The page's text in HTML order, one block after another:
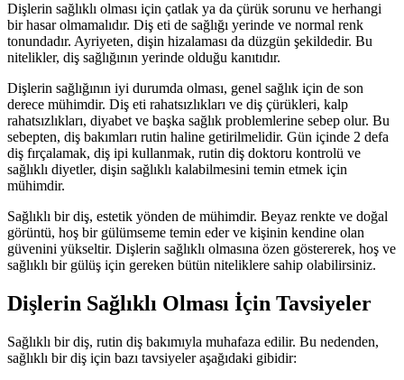
Dişlerin sağlıklı olması için çatlak ya da çürük sorunu ve herhangi
bir hasar olmamalıdır. Diş eti de sağlığı yerinde ve normal renk
tonundadır. Ayriyeten, dişin hizalaması da düzgün şekildedir. Bu
nitelikler, diş sağlığının yerinde olduğu kanıtıdır.
Dişlerin sağlığının iyi durumda olması, genel sağlık için de son
derece mühimdir. Diş eti rahatsızlıkları ve diş çürükleri, kalp
rahatsızlıkları, diyabet ve başka sağlık problemlerine sebep olur. Bu
sebepten, diş bakımları rutin haline getirilmelidir. Gün içinde 2 defa
diş fırçalamak, diş ipi kullanmak, rutin diş doktoru kontrolü ve
sağlıklı diyetler, dişin sağlıklı kalabilmesini temin etmek için
mühimdir.
Sağlıklı bir diş, estetik yönden de mühimdir. Beyaz renkte ve doğal
görüntü, hoş bir gülümseme temin eder ve kişinin kendine olan
güvenini yükseltir. Dişlerin sağlıklı olmasına özen göstererek, hoş ve
sağlıklı bir gülüş için gereken bütün niteliklere sahip olabilirsiniz.
Dişlerin Sağlıklı Olması İçin Tavsiyeler
Sağlıklı bir diş, rutin diş bakımıyla muhafaza edilir. Bu nedenden,
sağlıklı bir diş için bazı tavsiyeler aşağıdaki gibidir: